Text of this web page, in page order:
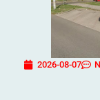
2026-08-07